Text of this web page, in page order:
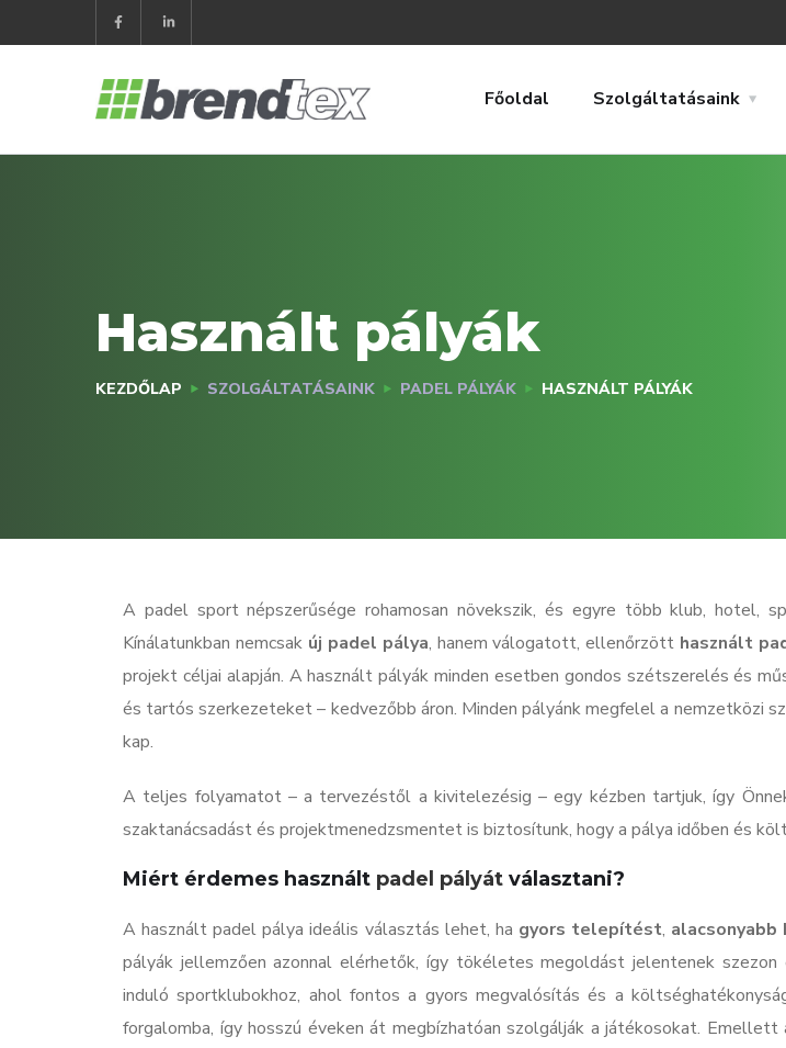
Főoldal Szolgáltatásaink
Használt pályák
KEZDŐLAP SZOLGÁLTATÁSAINK PADEL PÁLYÁK HASZNÁLT PÁLYÁK
A padel sport népszerűsége rohamosan növekszik, és egyre több klub, hotel,
Kínálatunkban nemcsak új padel pálya, hanem válogatott, ellenőrzött használt
projekt céljai alapján. A használt pályák minden esetben gondos szétszerelés és
és tartós szerkezeteket – kedvezőbb áron. Minden pályánk megfelel a nemzetközi
kap.
A teljes folyamatot – a tervezéstől a kivitelezésig – egy kézben tartjuk, így
szaktanácsadást és projektmenedzsmentet is biztosítunk, hogy a pálya időben és
Miért érdemes használt padel pályát választani?
A használt padel pálya ideális választás lehet, ha gyors telepítést,
pályák jellemzően azonnal elérhetők, így tökéletes megoldást jelentenek
induló sportklubokhoz, ahol fontos a gyors megvalósítás és a
forgalomba, így hosszú éveken át megbízhatóan szolgálják a játékosokat.